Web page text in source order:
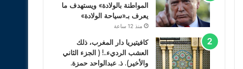
المواطنة بالولادة» ويستهدف ما
يعرف بـ«سياحة الولادة»
منذ 12 ساعة
كافيتيريا دار المغرب، ذلك
العشب الرديء..! ( الجزء الثاني
والأخير). ذ. عبدالواحد حمزة.